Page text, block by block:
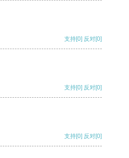
支持[0] 反对[0]
支持[0] 反对[0]
支持[0] 反对[0]